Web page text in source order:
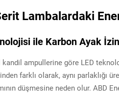
Lambalardaki
ile Karbon Ayak
kandil ampullerine göre LED
farklı olarak, aynı parlaklığı
düşmesine neden olur. ABD